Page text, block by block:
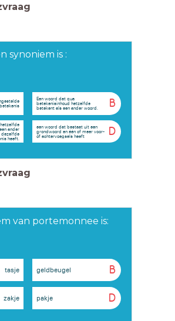
synoniem is :
betekenis
B
Een woord dat qua
betekenisinhoud hetzelfde
betekent als een ander woord.
ander
dezelfde
heeft.
D
een woord dat bestaat uit een
grondwoord en één of meer voor-
of achtervoegsels heeft
van portemonnee is:
tasje B
geldbeugel
zakje D
pakje